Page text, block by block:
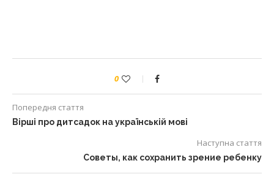
0
Попередня стаття
Вірші про дитсадок на українській мові
Наступна стаття
Советы, как сохранить зрение ребенку